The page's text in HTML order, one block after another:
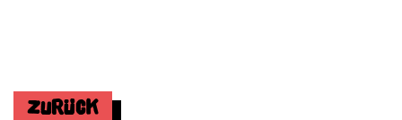
Zurück